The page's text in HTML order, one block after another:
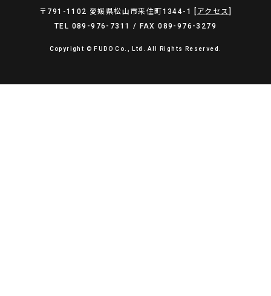
〒791-1102 愛媛県松山市来住町1344-1 [ アクセス
TEL 089-976-7311 / FAX 089-976-3279
Copyright © FUDO Co., Ltd. All Rights Reserved.